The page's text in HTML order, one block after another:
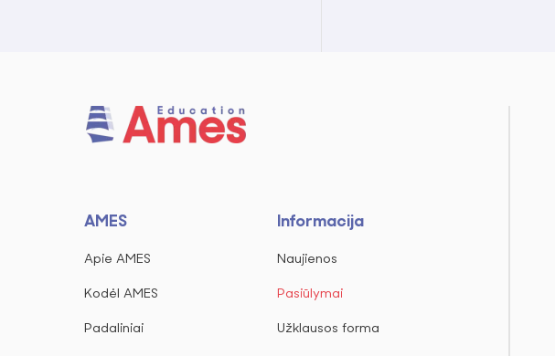
AMES
Apie AMES
Kodėl AMES
Padaliniai
Informacija
Naujienos
Pasiūlymai
Užklausos forma